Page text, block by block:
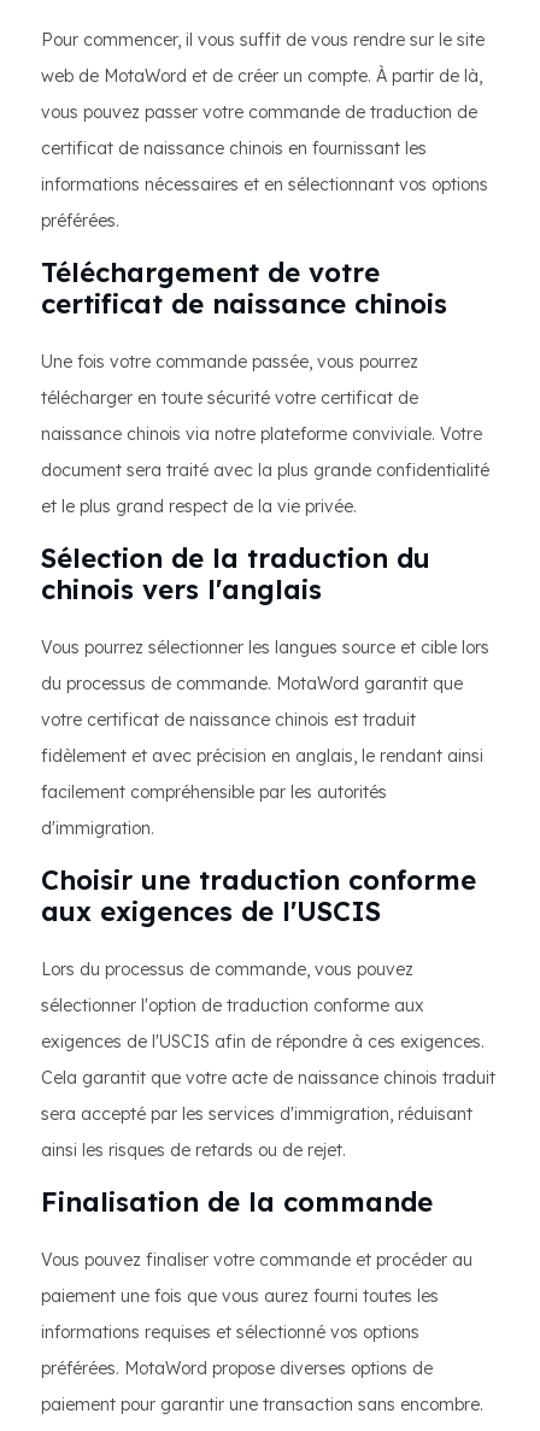
Pour commencer, il vous suffit de vous rendre sur le site
web de MotaWord et de créer un compte. À partir de là,
vous pouvez passer votre commande de traduction de
certificat de naissance chinois en fournissant les
informations nécessaires et en sélectionnant vos options
préférées.
Téléchargement de votre
certificat de naissance chinois
Une fois votre commande passée, vous pourrez
télécharger en toute sécurité votre certificat de
naissance chinois via notre plateforme conviviale. Votre
document sera traité avec la plus grande confidentialité
et le plus grand respect de la vie privée.
Sélection de la traduction du
chinois vers l'anglais
Vous pourrez sélectionner les langues source et cible lors
du processus de commande. MotaWord garantit que
votre certificat de naissance chinois est traduit
fidèlement et avec précision en anglais, le rendant ainsi
facilement compréhensible par les autorités
d'immigration.
Choisir une traduction conforme
aux exigences de l'USCIS
Lors du processus de commande, vous pouvez
sélectionner l'option de traduction conforme aux
exigences de l'USCIS afin de répondre à ces exigences.
Cela garantit que votre acte de naissance chinois traduit
sera accepté par les services d'immigration, réduisant
ainsi les risques de retards ou de rejet.
Finalisation de la commande
Vous pouvez finaliser votre commande et procéder au
paiement une fois que vous aurez fourni toutes les
informations requises et sélectionné vos options
préférées. MotaWord propose diverses options de
paiement pour garantir une transaction sans encombre.